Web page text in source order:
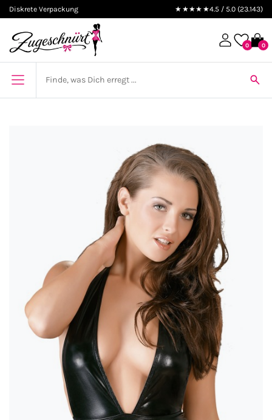
Diskrete Verpackung ★★★★★4.5 / 5.0 (23.143)
0 0